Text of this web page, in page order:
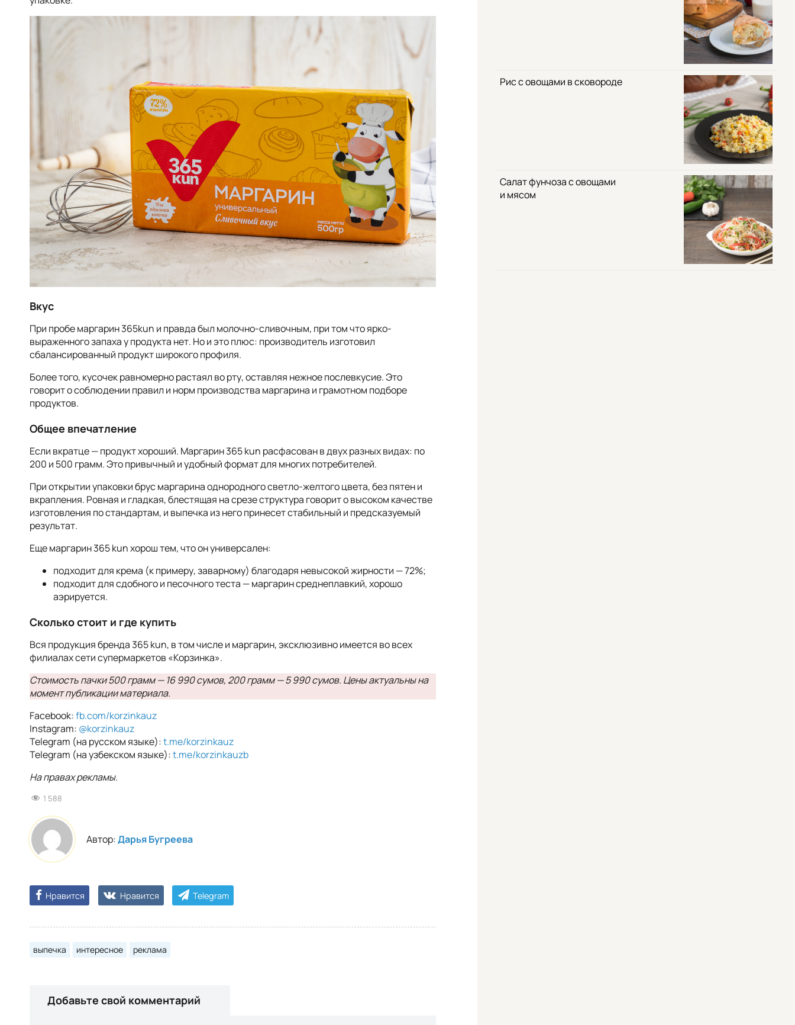
Вкус
При пробе маргарин 365kun и правда был молочно-сливочным, при том что ярко-
выраженного запаха у продукта нет. Но и это плюс: производитель изготовил
сбалансированный продукт широкого профиля.
Более того, кусочек равномерно растаял во рту, оставляя нежное послевкусие. Это
говорит о соблюдении правил и норм производства маргарина и грамотном подборе
продуктов.
Общее впечатление
Если вкратце — продукт хороший. Маргарин 365 kun расфасован в двух разных видах: по
200 и 500 грамм. Это привычный и удобный формат для многих потребителей.
При открытии упаковки брус маргарина однородного светло-желтого цвета, без пятен и
вкрапления. Ровная и гладкая, блестящая на срезе структура говорит о высоком качестве
изготовления по стандартам, и выпечка из него принесет стабильный и предсказуемый
результат.
Еще маргарин 365 kun хорош тем, что он универсален:
подходит для крема (к примеру, заварному) благодаря невысокой жирности — 72%;
подходит для сдобного и песочного теста — маргарин среднеплавкий, хорошо
аэрируется.
Сколько стоит и где купить
Вся продукция бренда 365 kun, в том числе и маргарин, эксклюзивно имеется во всех
филиалах сети супермаркетов «Корзинка».
Стоимость пачки 500 грамм — 16 990 сумов, 200 грамм — 5 990 сумов. Цены актуальны на
момент публикации материала.
Facebook:fb.com/korzinkauz
Instagram: @korzinkauz
Telegram (на русском языке):t.me/korzinkauz
Telegram (на узбекском языке):t.me/korzinkauzb
На правах рекламы.
1 588
Автор:Дарья Бугреева
Нравится Нравится Telegram
выпечка интересное реклама
Добавьте свой комментарий
Рис с овощами в сковороде
Салат фунчоза с овощами
и мясом